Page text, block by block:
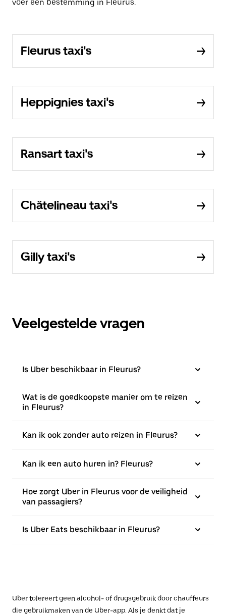
voer een bestemming in Fleurus.
Fleurus taxi's
Heppignies taxi's
Ransart taxi's
Châtelineau taxi's
Gilly taxi's
Veelgestelde vragen
Is Uber beschikbaar in Fleurus?
Wat is de goedkoopste manier om te reizen
in Fleurus?
Kan ik ook zonder auto reizen in Fleurus?
Kan ik een auto huren in? Fleurus?
Hoe zorgt Uber in Fleurus voor de veiligheid
van passagiers?
Is Uber Eats beschikbaar in Fleurus?
Uber tolereert geen alcohol- of drugsgebruik door chauffeurs
die gebruikmaken van de Uber-app. Als je denkt dat je